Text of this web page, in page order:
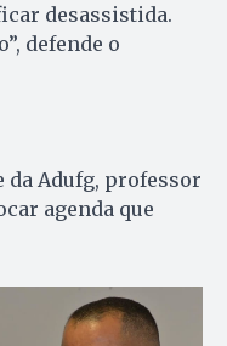
desassistida.
defende o
Adufg, professor
agenda que